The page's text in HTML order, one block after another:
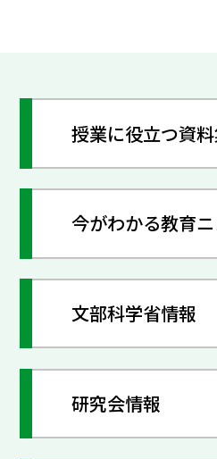
授業に役立つ資
今がわかる教育
文部科学省情報
研究会情報